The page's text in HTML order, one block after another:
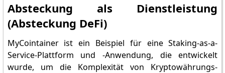
Absteckung als Dienstleistung
(Absteckung DeFi)
MyCointainer ist ein Beispiel für eine Staking-as-a-
Service-Plattform und -Anwendung, die entwickelt
wurde, um die Komplexität von Kryptowährungs-